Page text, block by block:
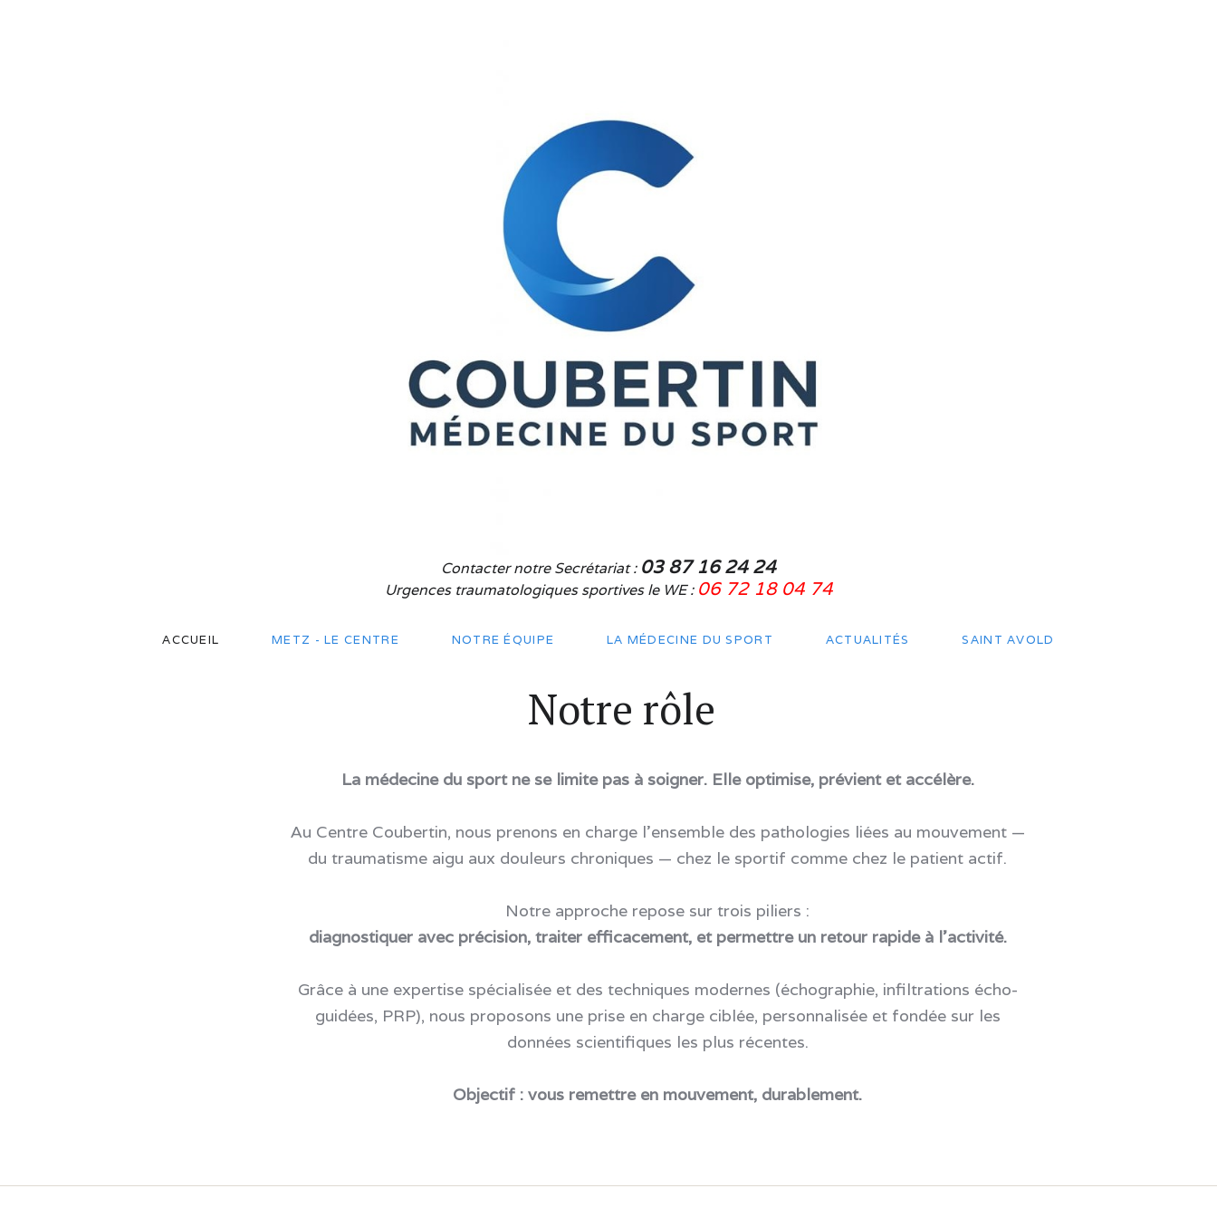
Contacter notre Secrétariat : 03 87 16 24 24
Urgences traumatologiques sportives le WE : 06 72 18 04 74
ACCUEIL METZ - LE CENTRE NOTRE ÉQUIPE LA MÉDECINE DU SPORT ACTUALITÉS SAINT AVOLD
Notre rôle
La médecine du sport ne se limite pas à soigner. Elle optimise, prévient et accélère.
Au Centre Coubertin, nous prenons en charge l’ensemble des pathologies liées au mouvement —
du traumatisme aigu aux douleurs chroniques — chez le sportif comme chez le patient actif.
Notre approche repose sur trois piliers :
diagnostiquer avec précision, traiter efficacement, et permettre un retour rapide à l’activité.
Grâce à une expertise spécialisée et des techniques modernes (échographie, infiltrations écho-
guidées, PRP), nous proposons une prise en charge ciblée, personnalisée et fondée sur les
données scientifiques les plus récentes.
Objectif : vous remettre en mouvement, durablement.